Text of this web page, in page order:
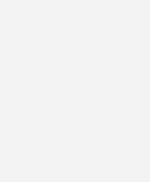
Tages- und
und in der Regel
Mit solcher
in Verruf, die für viele
wie die Lebensmittelkühlung,
überlebenswichtig ist.
mit Klimaanlagen im
für deren Einsatz es
zwei Beispiele aus den